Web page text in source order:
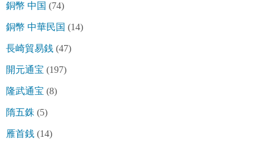
銅幣 中国 (74)
銅幣 中華民国 (14)
長崎貿易銭 (47)
開元通宝 (197)
隆武通宝 (8)
隋五銖 (5)
雁首銭 (14)